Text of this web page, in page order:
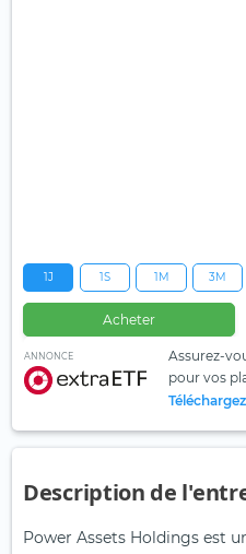
1J 1S 1M 3M
Acheter
ANNONCE
Assurez-
pour vos
Description de
Power Assets Holdings est